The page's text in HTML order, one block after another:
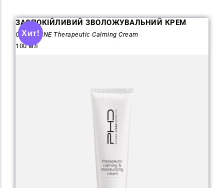
Хит!
ЗАСПОКІЙЛИВИЙ ЗВОЛОЖУВАЛЬНИЙ КРЕМ
CALMAFINE Therapeutic Calming Cream
100 мл